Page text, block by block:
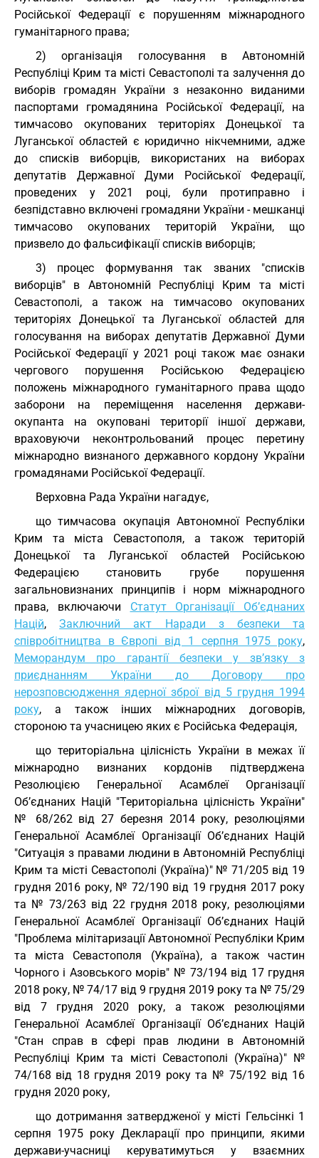
Російської Федерації є порушенням міжнародного
гуманітарного права;
2) організація голосування в Автономній
Республіці Крим та місті Севастополі та залучення до
виборів громадян України з незаконно виданими
паспортами громадянина Російської Федерації, на
тимчасово окупованих територіях Донецької та
Луганської областей є юридично нікчемними, адже
до списків виборців, використаних на виборах
депутатів Державної Думи Російської Федерації,
проведених у 2021 році, були протиправно і
безпідставно включені громадяни України - мешканці
тимчасово окупованих територій України, що
призвело до фальсифікації списків виборців;
3) процес формування так званих "списків
виборців" в Автономній Республіці Крим та місті
Севастополі, а також на тимчасово окупованих
територіях Донецької та Луганської областей для
голосування на виборах депутатів Державної Думи
Російської Федерації у 2021 році також має ознаки
чергового порушення Російською Федерацією
положень міжнародного гуманітарного права щодо
заборони на переміщення населення держави-
окупанта на окуповані території іншої держави,
враховуючи неконтрольований процес перетину
міжнародно визнаного державного кордону України
громадянами Російської Федерації.
Верховна Рада України нагадує,
що тимчасова окупація Автономної Республіки
Крим та міста Севастополя, а також територій
Донецької та Луганської областей Російською
Федерацією становить грубе порушення
загальновизнаних принципів і норм міжнародного
права, включаючи Статут Організації Об’єднаних
Націй,Заключний акт Наради з безпеки та
співробітництва в Європі від 1 серпня 1975 року,
Меморандум про гарантії безпеки у зв’язку з
приєднанням України до Договору про
нерозповсюдження ядерної зброї від 5 грудня 1994
року, а також інших міжнародних договорів,
стороною та учасницею яких є Російська Федерація,
що територіальна цілісність України в межах її
міжнародно визнаних кордонів підтверджена
Резолюцією Генеральної Асамблеї Організації
Об’єднаних Націй "Територіальна цілісність України"
№ 68/262 від 27 березня 2014 року, резолюціями
Генеральної Асамблеї Організації Об’єднаних Націй
"Ситуація з правами людини в Автономній Республіці
Крим та місті Севастополі (Україна)" № 71/205 від 19
грудня 2016 року, № 72/190 від 19 грудня 2017 року
та № 73/263 від 22 грудня 2018 року, резолюціями
Генеральної Асамблеї Організації Об’єднаних Націй
"Проблема мілітаризації Автономної Республіки Крим
та міста Севастополя (Україна), а також частин
Чорного і Азовського морів" № 73/194 від 17 грудня
2018 року, № 74/17 від 9 грудня 2019 року та № 75/29
від 7 грудня 2020 року, а також резолюціями
Генеральної Асамблеї Організації Об’єднаних Націй
"Стан справ в сфері прав людини в Автономній
Республіці Крим та місті Севастополі (Україна)" №
74/168 від 18 грудня 2019 року та № 75/192 від 16
грудня 2020 року,
що дотримання затвердженої у місті Гельсінкі 1
серпня 1975 року Декларації про принципи, якими
держави-учасниці керуватимуться у взаємних